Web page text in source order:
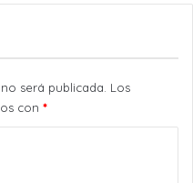
será publicada. Los
con *